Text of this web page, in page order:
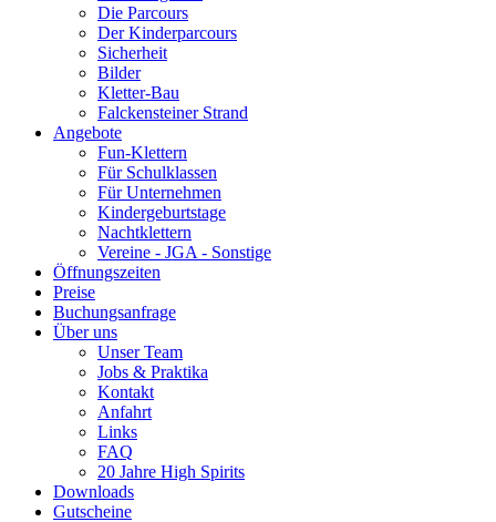
Die Parcours
Der Kinderparcours
Sicherheit
Bilder
Kletter-Bau
Falckensteiner Strand
Angebote
Fun-Klettern
Für Schulklassen
Für Unternehmen
Kindergeburtstage
Nachtklettern
Vereine - JGA - Sonstige
Öffnungszeiten
Preise
Buchungsanfrage
Über uns
Unser Team
Jobs & Praktika
Kontakt
Anfahrt
Links
FAQ
20 Jahre High Spirits
Downloads
Gutscheine